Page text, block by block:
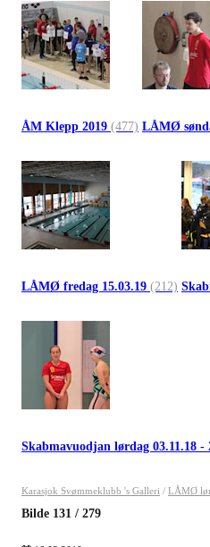
ÅM Klepp 2019 (477) LÅMØ
LÅMØ fredag 15.03.19 (212)
Skabmavuodjan lørdag 03.11.18 -
Karasjok Svømmeklubb 's Galleri / LÅMØ
Bilde 131 / 279